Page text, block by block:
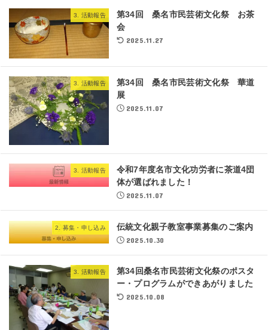
3. 活動報告
第34回 桑名市民芸術文化祭 お茶
会
2025.11.27
3. 活動報告
第34回 桑名市民芸術文化祭 華道
展
2025.11.07
3. 活動報告
令和7年度名市文化功労者に茶道4団
体が選ばれました！
2025.11.07
2. 募集・申し込み 伝統文化親子教室事業募集のご案内
2025.10.30
3. 活動報告
第34回桑名市民芸術文化祭のポスタ
ー・プログラムができあがりました
2025.10.08